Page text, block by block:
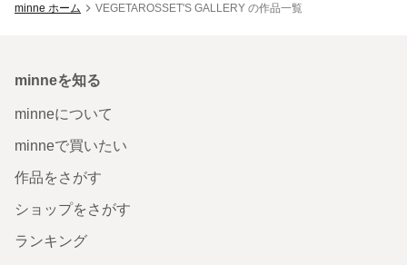
minne ホーム VEGETAROSSET'S GALLERY の作品一覧
minneを知る
minneについて
minneで買いたい
作品をさがす
ショップをさがす
ランキング